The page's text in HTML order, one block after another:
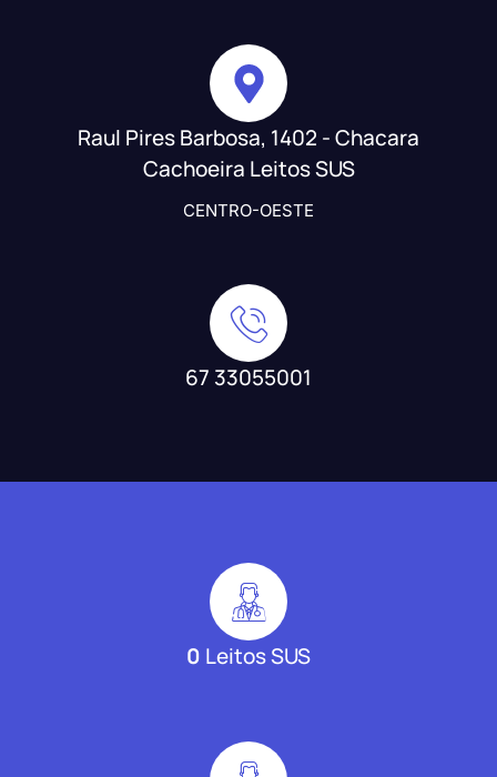
Raul Pires Barbosa, 1402 - Chacara
Cachoeira Leitos SUS
CENTRO-OESTE
67 33055001
0 Leitos SUS